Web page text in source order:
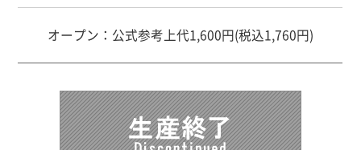
オープン：公式参考上代1,600円(税込1,760円)